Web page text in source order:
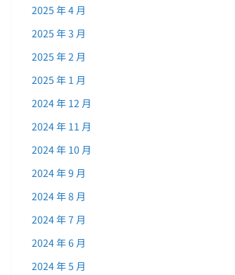
2025 年 4 月
2025 年 3 月
2025 年 2 月
2025 年 1 月
2024 年 12 月
2024 年 11 月
2024 年 10 月
2024 年 9 月
2024 年 8 月
2024 年 7 月
2024 年 6 月
2024 年 5 月